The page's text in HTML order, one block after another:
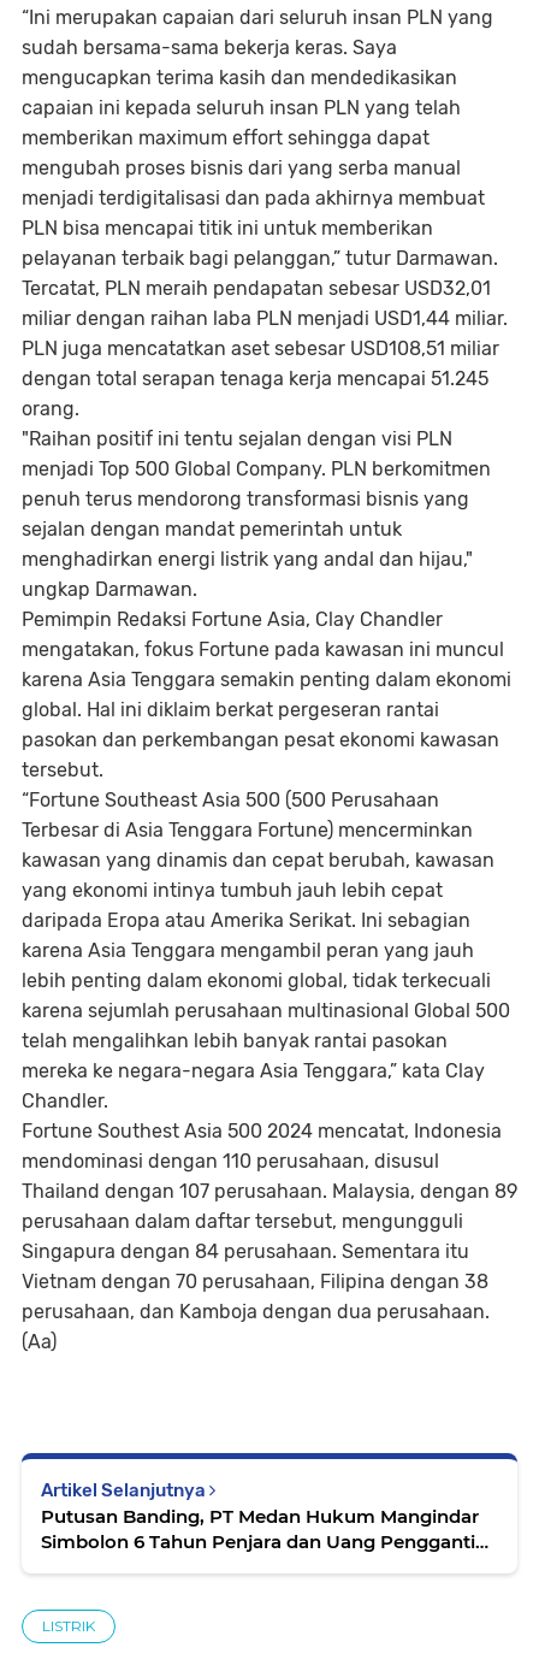
“Ini merupakan capaian dari seluruh insan PLN yang
sudah bersama-sama bekerja keras. Saya
mengucapkan terima kasih dan mendedikasikan
capaian ini kepada seluruh insan PLN yang telah
memberikan maximum effort sehingga dapat
mengubah proses bisnis dari yang serba manual
menjadi terdigitalisasi dan pada akhirnya membuat
PLN bisa mencapai titik ini untuk memberikan
pelayanan terbaik bagi pelanggan,” tutur Darmawan.
Tercatat, PLN meraih pendapatan sebesar USD32,01
miliar dengan raihan laba PLN menjadi USD1,44 miliar.
PLN juga mencatatkan aset sebesar USD108,51 miliar
dengan total serapan tenaga kerja mencapai 51.245
orang.
"Raihan positif ini tentu sejalan dengan visi PLN
menjadi Top 500 Global Company. PLN berkomitmen
penuh terus mendorong transformasi bisnis yang
sejalan dengan mandat pemerintah untuk
menghadirkan energi listrik yang andal dan hijau,"
ungkap Darmawan.
Pemimpin Redaksi Fortune Asia, Clay Chandler
mengatakan, fokus Fortune pada kawasan ini muncul
karena Asia Tenggara semakin penting dalam ekonomi
global. Hal ini diklaim berkat pergeseran rantai
pasokan dan perkembangan pesat ekonomi kawasan
tersebut.
“Fortune Southeast Asia 500 (500 Perusahaan
Terbesar di Asia Tenggara Fortune) mencerminkan
kawasan yang dinamis dan cepat berubah, kawasan
yang ekonomi intinya tumbuh jauh lebih cepat
daripada Eropa atau Amerika Serikat. Ini sebagian
karena Asia Tenggara mengambil peran yang jauh
lebih penting dalam ekonomi global, tidak terkecuali
karena sejumlah perusahaan multinasional Global 500
telah mengalihkan lebih banyak rantai pasokan
mereka ke negara-negara Asia Tenggara,” kata Clay
Chandler.
Fortune Southest Asia 500 2024 mencatat, Indonesia
mendominasi dengan 110 perusahaan, disusul
Thailand dengan 107 perusahaan. Malaysia, dengan 89
perusahaan dalam daftar tersebut, mengungguli
Singapura dengan 84 perusahaan. Sementara itu
Vietnam dengan 70 perusahaan, Filipina dengan 38
perusahaan, dan Kamboja dengan dua perusahaan.
(Aa)
Artikel Selanjutnya
Putusan Banding, PT Medan Hukum Mangindar
Simbolon 6 Tahun Penjara dan Uang Pengganti
LISTRIK